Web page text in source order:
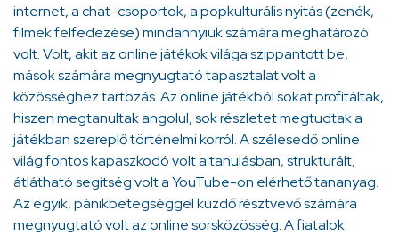
internet, a chat-csoportok, a popkulturális nyitás (zenék,
filmek felfedezése) mindannyiuk számára meghatározó
volt. Volt, akit az online játékok világa szippantott be,
mások számára megnyugtató tapasztalat volt a
közösséghez tartozás. Az online játékból sokat profitáltak,
hiszen megtanultak angolul, sok részletet megtudtak a
játékban szereplő történelmi korról. A szélesedő online
világ fontos kapaszkodó volt a tanulásban, strukturált,
átlátható segítség volt a YouTube-on elérhető tananyag.
Az egyik, pánikbetegséggel küzdő résztvevő számára
megnyugtató volt az online sorsközösség. A fiatalok